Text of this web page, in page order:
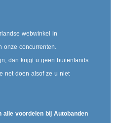
webwinkel in
onze concurrenten.
dan krijgt u geen buitenlands
net doen alsof ze u niet
alle voordelen bij Autobanden